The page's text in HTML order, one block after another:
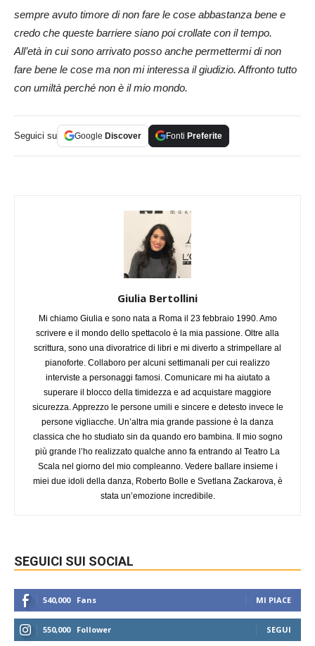
sempre avuto timore di non fare le cose abbastanza bene e
credo che queste barriere siano poi crollate con il tempo.
All’età in cui sono arrivato posso anche permettermi di non
fare bene le cose ma non mi interessa il giudizio. Affronto tutto
con umiltà perché non è il mio mondo.
Seguici su Google Discover Fonti Preferite
Giulia Bertollini
Mi chiamo Giulia e sono nata a Roma il 23 febbraio 1990. Amo
scrivere e il mondo dello spettacolo è la mia passione. Oltre alla
scrittura, sono una divoratrice di libri e mi diverto a strimpellare al
pianoforte. Collaboro per alcuni settimanali per cui realizzo
interviste a personaggi famosi. Comunicare mi ha aiutato a
superare il blocco della timidezza e ad acquistare maggiore
sicurezza. Apprezzo le persone umili e sincere e detesto invece le
persone vigliacche. Un’altra mia grande passione è la danza
classica che ho studiato sin da quando ero bambina. Il mio sogno
più grande l’ho realizzato qualche anno fa entrando al Teatro La
Scala nel giorno del mio compleanno. Vedere ballare insieme i
miei due idoli della danza, Roberto Bolle e Svetlana Zackarova, è
stata un’emozione incredibile.
SEGUICI SUI SOCIAL
540,000 Fans MI PIACE
550,000 Follower SEGUI